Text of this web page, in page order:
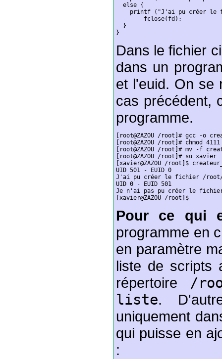
  else {
printf ("J'ai pu créer le
  }
}
Dans le fichier
dans un
et l'euid. On se
cas précédent,
programme.
[root@ZAZOU /root]# gcc -o
[root@ZAZOU /root]# chmod
[root@ZAZOU /root]# mv -f
[root@ZAZOU /root]# su xavier
[xavier@ZAZOU /root]$
UID 501 - EUID 0
J'ai pu créer le fichier /root/
UID 0 - EUID 501
Je n'ai pas pu créer le
[xavier@ZAZOU /root]$
Pour ce qui
programme en
en paramètre
liste de scripts
répertoire
/
liste.
uniquement
qui puisse en
: